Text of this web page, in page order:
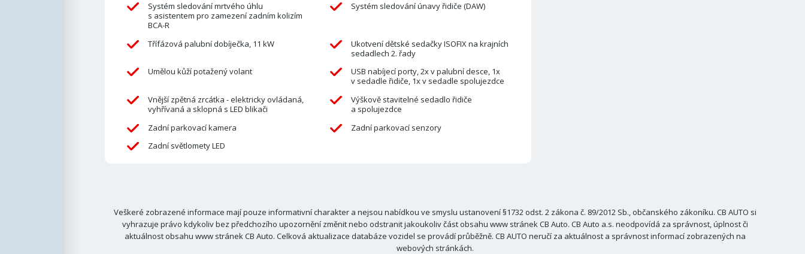
Systém sledování mrtvého úhlu
s asistentem pro zamezení zadním kolizím
BCA-R
Systém sledování únavy řidiče (DAW)
Třífázová palubní dobíječka, 11 kW
Ukotvení dětské sedačky ISOFIX na krajních
sedadlech 2. řady
Umělou kůží potažený volant
USB nabíjecí porty, 2x v palubní desce, 1x
v sedadle řidiče, 1x v sedadle spolujezdce
Vnější zpětná zrcátka - elektricky ovládaná,
vyhřívaná a sklopná s LED blikači
Výškově stavitelné sedadlo řidiče
a spolujezdce
Zadní parkovací kamera
Zadní parkovací senzory
Zadní světlomety LED
Veškeré zobrazené informace mají pouze informativní charakter a nejsou nabídkou ve smyslu ustanovení §1732 odst. 2 zákona č. 89/2012 Sb., občanského zákoníku. CB AUTO si
vyhrazuje právo kdykoliv bez předchozího upozornění změnit nebo odstranit jakoukoliv část obsahu www stránek CB Auto. CB Auto a.s. neodpovídá za správnost, úplnost či
aktuálnost obsahu www stránek CB Auto. Celková aktualizace databáze vozidel se provádí průběžně. CB AUTO neručí za aktuálnost a správnost informací zobrazených na
webových stránkách.